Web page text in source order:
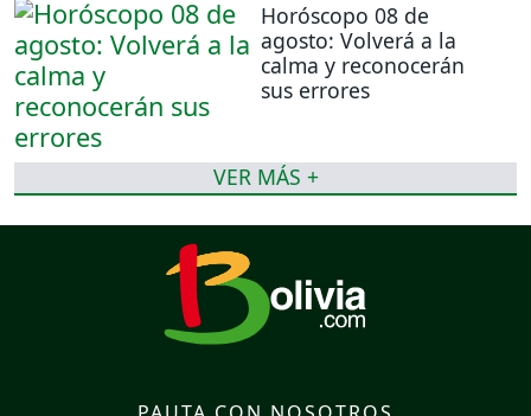
Horóscopo 08 de
agosto: Volverá a la
calma y reconocerán
sus errores
VER MÁS +